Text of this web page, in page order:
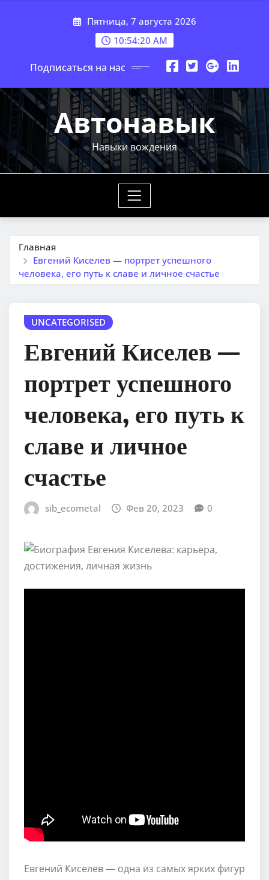
Пятница, 7 августа 2026
10:54:21 AM
Подписаться на нас
Автонавык
Навыки вождения
Главная
Евгений Киселев — портрет успешного
человека, его путь к славе и личное счастье
UNCATEGORISED
Евгений Киселев —
портрет успешного
человека, его путь к
славе и личное
счастье
sib_ecometal Фев 20, 2023 0
Евгений Киселев — одна из самых ярких фигур